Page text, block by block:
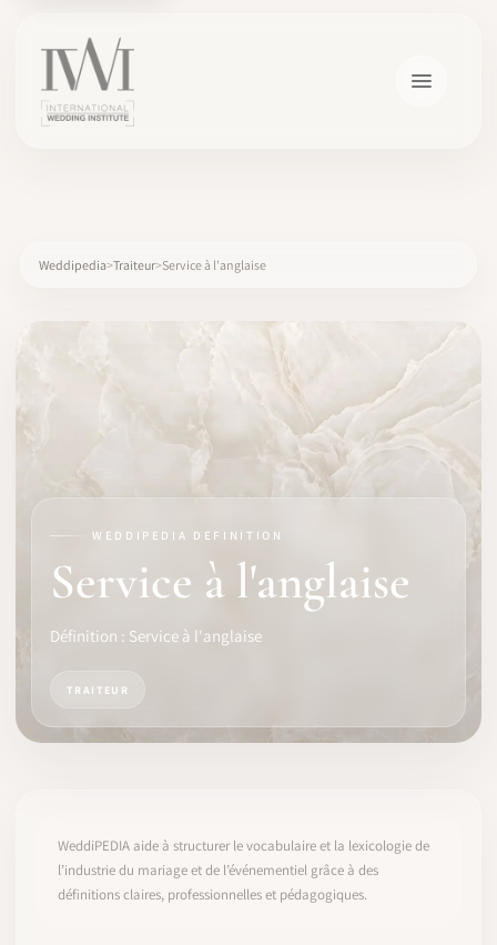
LOGICIEL
IDENTITÉ PRO
COMMENCER
Weddipedia Traiteur Service à l'anglaise
WEDDIPEDIA DEFINITION
Service à l'anglaise
Définition : Service à l'anglaise
TRAITEUR
WeddiPEDIA aide à structurer le vocabulaire et la lexicologie de
l’industrie du mariage et de l’événementiel grâce à des
définitions claires, professionnelles et pédagogiques.